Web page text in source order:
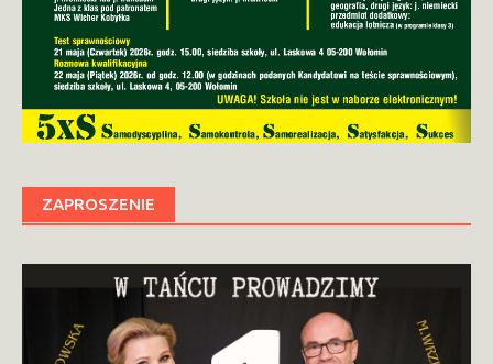
ZAPROSZENIE